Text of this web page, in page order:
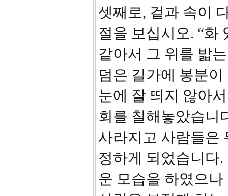
셋째로, 겉과 속이
절을 보십시오. “화
같아서 그 위를 밟
덤은 길가에 봉분
눈에 잘 띄지 않아
회를 칠해놓았습니
사라지고 사람들은
정하게 되었습니다
운 모습을 하였으